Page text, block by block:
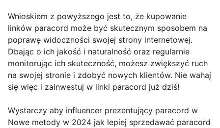
Wnioskiem z powyższego jest to, że kupowanie
linków paracord może być skutecznym sposobem na
poprawę widoczności swojej strony internetowej.
Dbając o ich jakość i naturalność oraz regularnie
monitorując ich skuteczność, możesz zwiększyć ruch
na swojej stronie i zdobyć nowych klientów. Nie wahaj
się więc i zainwestuj w linki paracord już dziś!
Wystarczy aby influencer prezentujący paracord w
Nowe metody w 2024 jak lepiej sprzedawać paracord